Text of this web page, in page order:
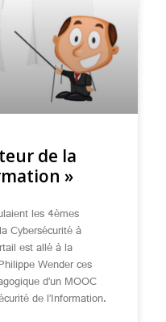
de la
»
les 4èmes
Cybersécurité à
est allé à la
Wender ces
d’un MOOC
de l’Information.